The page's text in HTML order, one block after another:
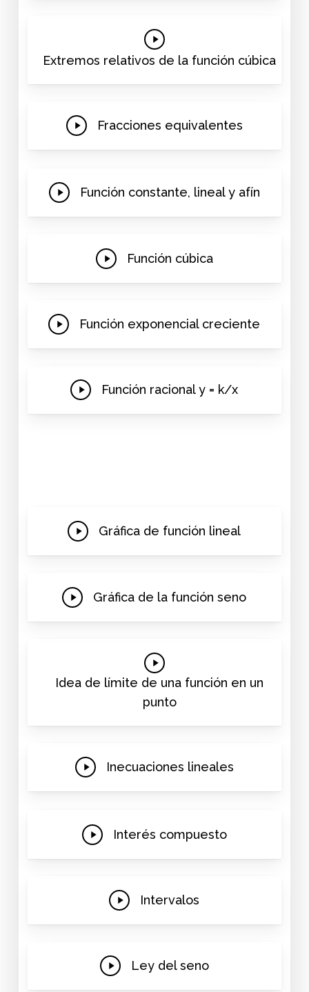
Play
Video
Extremos relativos de la función cúbica
Play
Fracciones equivalentes
Play
Función constante, lineal y afín
Play
Función cúbica
Play
Función exponencial creciente
Play
Función racional y = k/x
Play
Gráfica de función lineal
Play
Gráfica de la función seno
Play
Video
Idea de límite de una función en un
punto
Play
Inecuaciones lineales
Play
Interés compuesto
Play
Intervalos
Play
Ley del seno